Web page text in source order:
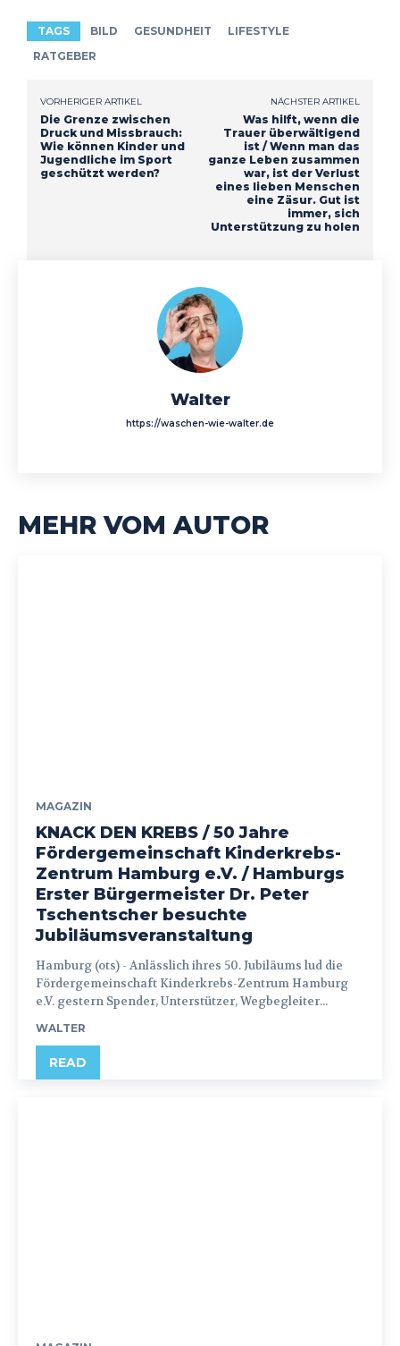
TAGS BILD GESUNDHEIT
LIFESTYLE
RATGEBER
VORHERIGER ARTIKEL
Die Grenze zwischen
Druck und Missbrauch:
Wie können Kinder und
Jugendliche im Sport
geschützt werden?
NÄCHSTER ARTIKEL
Was hilft, wenn die
Trauer überwältigend
ist / Wenn man das
ganze Leben zusammen
war, ist der Verlust
eines lieben Menschen
eine Zäsur. Gut ist
immer, sich
Unterstützung zu holen
Walter
https://waschen-wie-walter.de
MEHR VOM AUTOR
MAGAZIN
KNACK DEN KREBS / 50 Jahre
Fördergemeinschaft Kinderkrebs-
Zentrum Hamburg e.V. / Hamburgs
Erster Bürgermeister Dr. Peter
Tschentscher besuchte
Jubiläumsveranstaltung
Hamburg (ots) - Anlässlich ihres 50. Jubiläums lud die
Fördergemeinschaft Kinderkrebs-Zentrum Hamburg
e.V. gestern Spender, Unterstützer, Wegbegleiter...
WALTER
READ